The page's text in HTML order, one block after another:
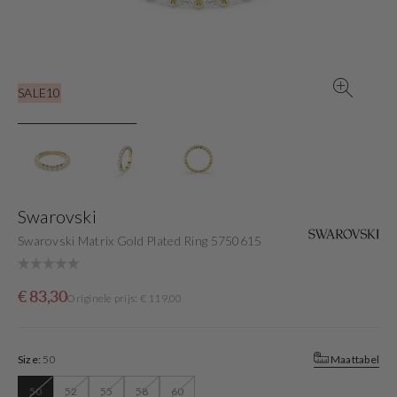
SALE10
Swarovski
Swarovski Matrix Gold Plated Ring 5750615
Sale
€ 83,30
OrigineleOriginele prijs: € 119,00
Size: 50 Maattabel
50 52 55 58 60